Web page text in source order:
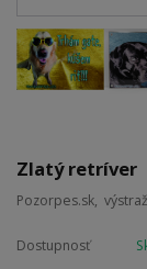
Zlatý retríver
Pozorpes.sk,
Dostupnosť